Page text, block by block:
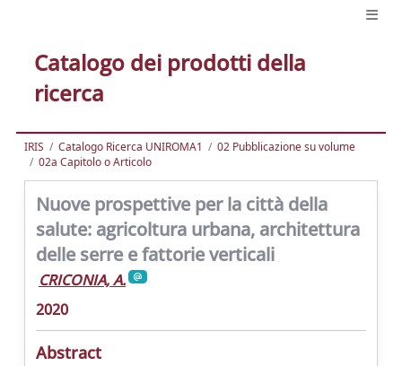
Catalogo dei prodotti della
ricerca
IRIS Catalogo Ricerca UNIROMA1
02 Pubblicazione su volume
02a Capitolo o Articolo
Nuove prospettive per la città della
salute: agricoltura urbana, architettura
delle serre e fattorie verticali
CRICONIA, A.
2020
Abstract